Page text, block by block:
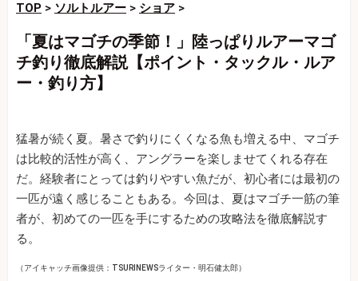
TOP > ソルトルアー > ショア >
「夏はマゴチの季節！」陸っぱりルアーマゴ
チ釣り徹底解説【ポイント・タックル・ルア
ー・釣り方】
猛暑が続く夏。暑さで釣りにくくなる魚も増える中、マゴチ
は比較的活性が高く、アングラーを楽しませてくれる存在
だ。経験者にとっては釣りやすい魚だが、初心者には最初の
一匹が遠く感じることもある。今回は、夏はマゴチ一筋の筆
者が、初めての一匹を手にするための攻略法を徹底解説す
る。
（アイキャッチ画像提供：TSURINEWSライター・明石健太郎）